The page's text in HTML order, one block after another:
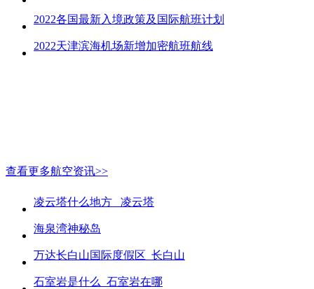
2022各国最新入境政策及国际航班计划
2022天津滨海机场新增加密航班航线
查看更多航空资讯>>
凌云塔什么地方_ 凌云塔
海泉湾神秘岛
万达长白山国际度假区_长白山
石室岩是什么_石室岩在哪